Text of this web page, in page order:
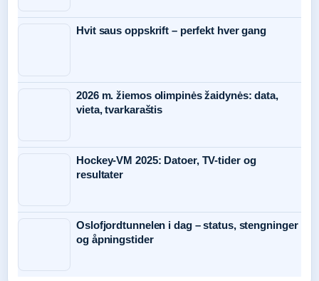
Hvit saus oppskrift – perfekt hver gang
2026 m. žiemos olimpinės žaidynės: data,
vieta, tvarkaraštis
Hockey-VM 2025: Datoer, TV-tider og
resultater
Oslofjordtunnelen i dag – status, stengninger
og åpningstider